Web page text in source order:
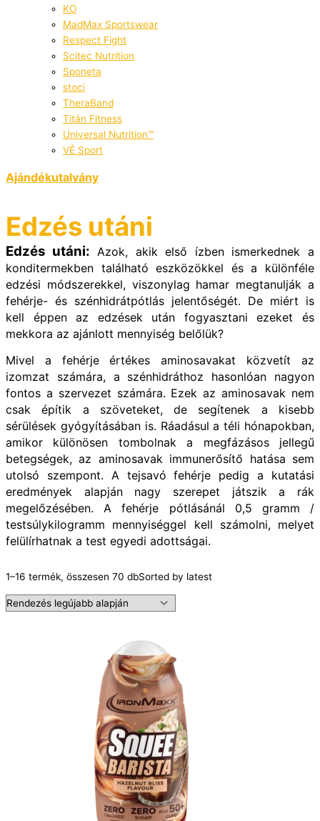
KO
MadMax Sportswear
Respect Fight
Scitec Nutrition
Sponeta
stoci
TheraBand
Titán Fitness
Universal Nutrition™
VÉ Sport
Ajándékutalvány
Edzés utáni
Edzés utáni: Azok, akik első ízben ismerkednek a
konditermekben található eszközökkel és a különféle
edzési módszerekkel, viszonylag hamar megtanulják a
fehérje- és szénhidrátpótlás jelentőségét. De miért is
kell éppen az edzések után fogyasztani ezeket és
mekkora az ajánlott mennyiség belőlük?
Mivel a fehérje értékes aminosavakat közvetít az
izomzat számára, a szénhidráthoz hasonlóan nagyon
fontos a szervezet számára. Ezek az aminosavak nem
csak építik a szöveteket, de segítenek a kisebb
sérülések gyógyításában is. Ráadásul a téli hónapokban,
amikor különösen tombolnak a megfázásos jellegű
betegségek, az aminosavak immunerősítő hatása sem
utolsó szempont. A tejsavó fehérje pedig a kutatási
eredmények alapján nagy szerepet játszik a rák
megelőzésében. A fehérje pótlásánál 0,5 gramm /
testsúlykilogramm mennyiséggel kell számolni, melyet
felülírhatnak a test egyedi adottságai.
1–16 termék, összesen 70 dbSorted by latest